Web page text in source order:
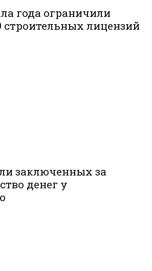
года ограничили
строительных лицензий
заключенных за
денег у